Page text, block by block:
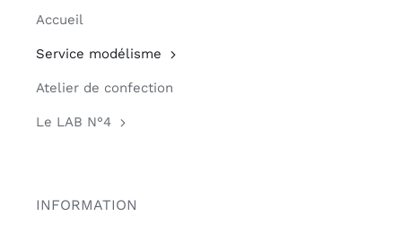
Accueil
Service modélisme
Atelier de confection
Le LAB N°4
INFORMATION